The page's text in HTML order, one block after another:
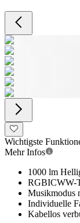
Wichtigste
Mehr Infos
1000 lm
RGBICWW-
Musikmodus
Individuelle
Kabellos